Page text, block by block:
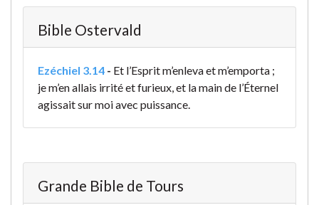
Bible Ostervald
Ezéchiel 3.14 - Et l’Esprit m’enleva et m’emporta ;
je m’en allais irrité et furieux, et la main de l’Éternel
agissait sur moi avec puissance.
Grande Bible de Tours